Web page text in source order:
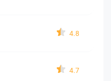
4.8
4.7